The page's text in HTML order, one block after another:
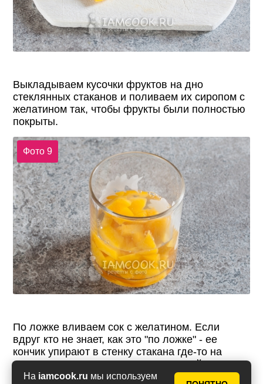
На iamcook.ru мы используем
Выкладываем кусочки фруктов на дно
стеклянных стаканов и поливаем их сиропом с
желатином так, чтобы фрукты были полностью
покрыты.
Фото 9
По ложке вливаем сок с желатином. Если
вдруг кто не знает, как это "по ложке" - ее
кончик упирают в стенку стакана где-то на
одном уровне с поверхностью нижней
жидкости и начинают тоненькой струйкой